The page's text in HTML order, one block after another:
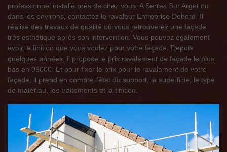
professionnel installé près de chez vous. A Serres Sur Arget ou
dans les environs, contactez le ravaleur Entreprise Debord. Il
réalise des travaux de qualité où vous retrouverez une façade
très esthétique après son intervention. Vous pouvez également
avoir la finition que vous voulez pour votre façade. Depuis
quelques années, il propose le prix ravalement de façade le plus
bas en 09000. Et pour fixer le prix pour le ravalement de votre
façade, il prend en compte l’état du support, la superficie, le type
de matériau, les traitements et la finition.